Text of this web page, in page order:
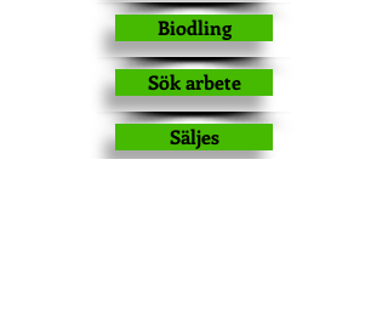
Biodling
Sök arbete
Säljes